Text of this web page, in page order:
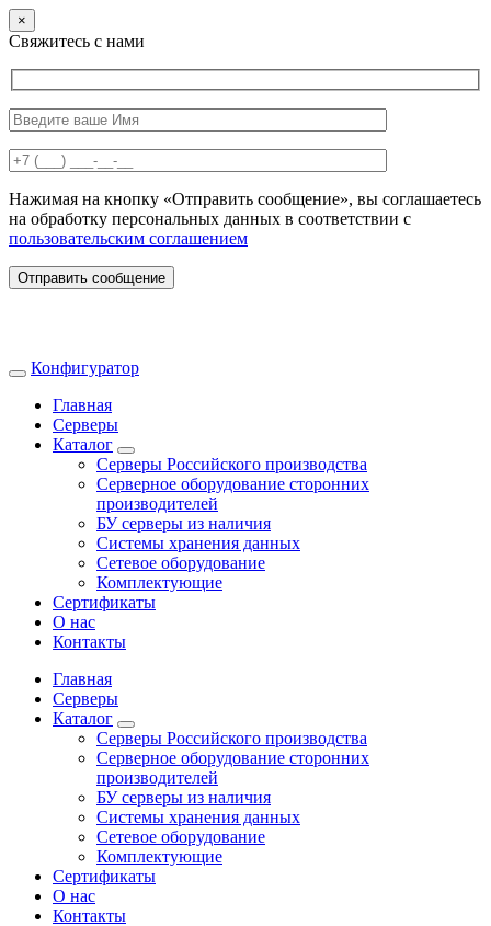
×
Свяжитесь с нами
Нажимая на кнопку «Отправить сообщение», вы соглашаетесь
на обработку персональных данных в соответствии с
пользовательским соглашением
Отправить сообщение
Конфигуратор
Главная
Серверы
Каталог
Серверы Российского производства
Серверное оборудование сторонних
производителей
БУ серверы из наличия
Системы хранения данных
Сетевое оборудование
Комплектующие
Сертификаты
О нас
Контакты
Главная
Серверы
Каталог
Серверы Российского производства
Серверное оборудование сторонних
производителей
БУ серверы из наличия
Системы хранения данных
Сетевое оборудование
Комплектующие
Сертификаты
О нас
Контакты